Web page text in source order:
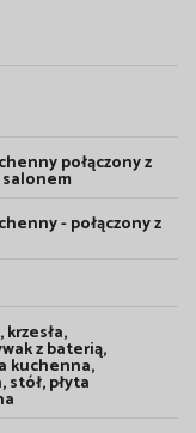
połączony z
- połączony z
z baterią,
kuchenna,
stół, płyta